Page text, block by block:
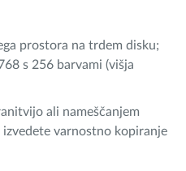
prostora na trdem disku;
s 256 barvami (višja
ali nameščanjem
varnostno kopiranje